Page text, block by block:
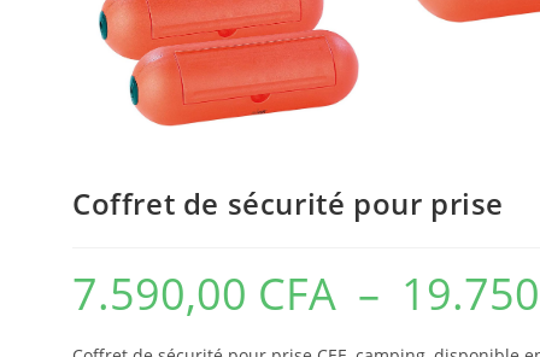
Coffret de sécurité pour prise
7.590,00 CFA –